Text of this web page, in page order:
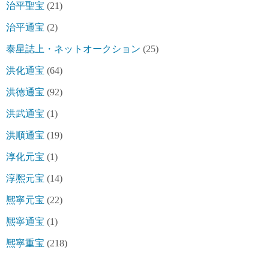
治平聖宝 (21)
治平通宝 (2)
泰星誌上・ネットオークション (25)
洪化通宝 (64)
洪徳通宝 (92)
洪武通宝 (1)
洪順通宝 (19)
淳化元宝 (1)
淳熈元宝 (14)
熈寧元宝 (22)
熈寧通宝 (1)
熈寧重宝 (218)